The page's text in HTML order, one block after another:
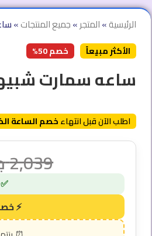
الرئيسية»المتجر»جميع المنتجات»
الأكثر مبيعاً خصم 50%
ساعه سمارت
اطلب الآن قبل انتهاءخصم الساعة
2,039